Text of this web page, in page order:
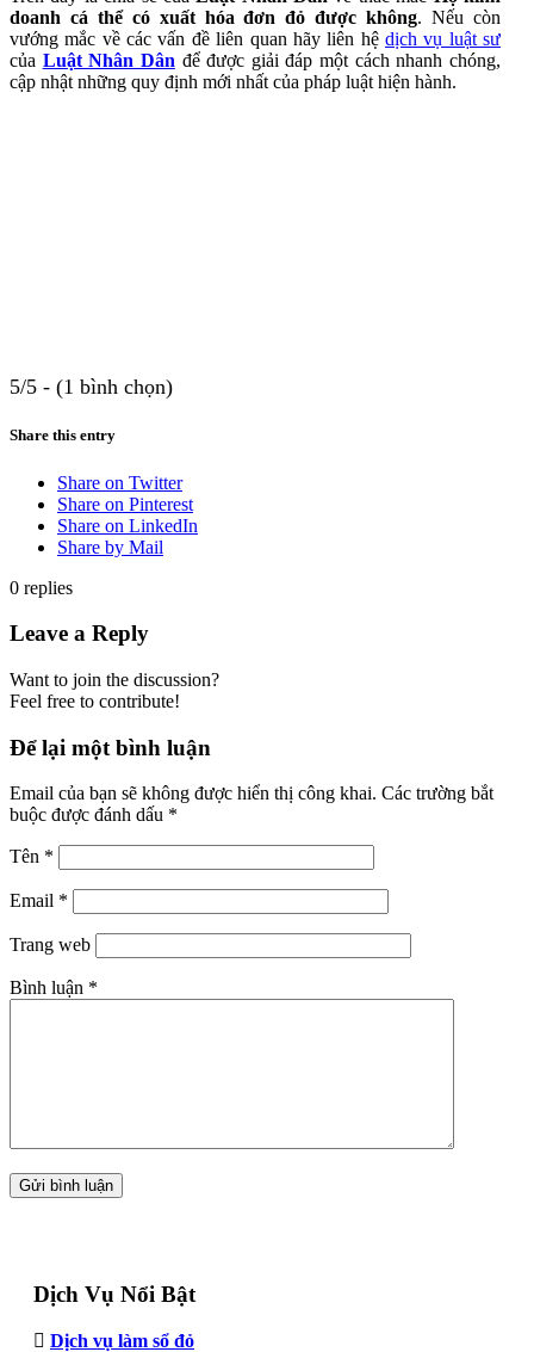
doanh cá thể có xuất hóa đơn đỏ được không. Nếu còn
vướng mắc về các vấn đề liên quan hãy liên hệ dịch vụ luật sư
của Luật Nhân Dân để được giải đáp một cách nhanh chóng,
cập nhật những quy định mới nhất của pháp luật hiện hành.
5/5 - (1 bình chọn)
Share this entry
Share on Twitter
Share on Pinterest
Share on LinkedIn
Share by Mail
0 replies
Leave a Reply
Want to join the discussion?
Feel free to contribute!
Để lại một bình luận
Email của bạn sẽ không được hiển thị công khai. Các trường bắt
buộc được đánh dấu *
Tên *
Email *
Trang web
Bình luận *
Dịch Vụ Nổi Bật
Dịch vụ làm sổ đỏ